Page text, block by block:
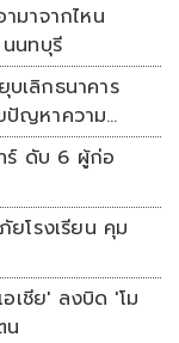
มาจากไหน
นทบุรี
เลิกธนาคาร
ปัญหาความ
ร์ ดับ 6 ผู้ก่อ
โรงเรียน คุม
เชีย' ลงบิด 'โม
น